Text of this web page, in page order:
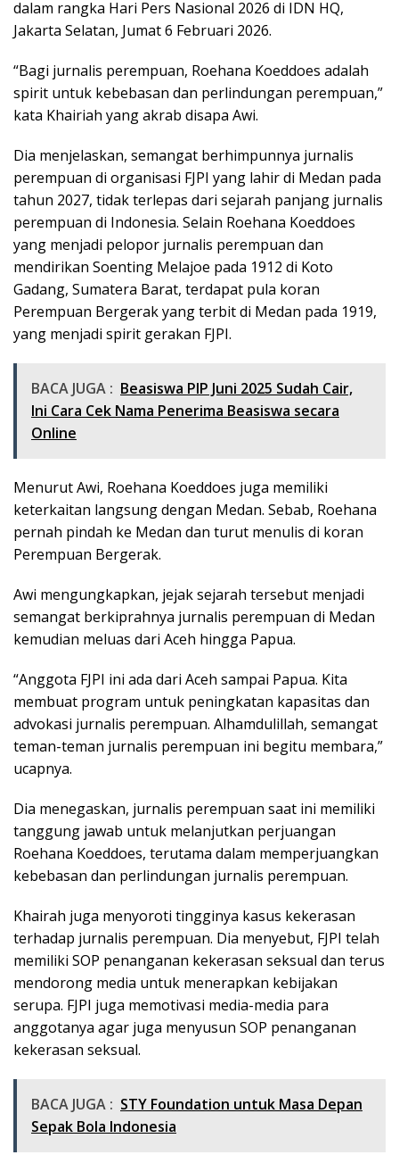
dalam rangka Hari Pers Nasional 2026 di IDN HQ,
Jakarta Selatan, Jumat 6 Februari 2026.
“Bagi jurnalis perempuan, Roehana Koeddoes adalah
spirit untuk kebebasan dan perlindungan perempuan,”
kata Khairiah yang akrab disapa Awi.
Dia menjelaskan, semangat berhimpunnya jurnalis
perempuan di organisasi FJPI yang lahir di Medan pada
tahun 2027, tidak terlepas dari sejarah panjang jurnalis
perempuan di Indonesia. Selain Roehana Koeddoes
yang menjadi pelopor jurnalis perempuan dan
mendirikan Soenting Melajoe pada 1912 di Koto
Gadang, Sumatera Barat, terdapat pula koran
Perempuan Bergerak yang terbit di Medan pada 1919,
yang menjadi spirit gerakan FJPI.
BACA JUGA : Beasiswa PIP Juni 2025 Sudah Cair,
Ini Cara Cek Nama Penerima Beasiswa secara
Online
Menurut Awi, Roehana Koeddoes juga memiliki
keterkaitan langsung dengan Medan. Sebab, Roehana
pernah pindah ke Medan dan turut menulis di koran
Perempuan Bergerak.
Awi mengungkapkan, jejak sejarah tersebut menjadi
semangat berkiprahnya jurnalis perempuan di Medan
kemudian meluas dari Aceh hingga Papua.
“Anggota FJPI ini ada dari Aceh sampai Papua. Kita
membuat program untuk peningkatan kapasitas dan
advokasi jurnalis perempuan. Alhamdulillah, semangat
teman-teman jurnalis perempuan ini begitu membara,”
ucapnya.
Dia menegaskan, jurnalis perempuan saat ini memiliki
tanggung jawab untuk melanjutkan perjuangan
Roehana Koeddoes, terutama dalam memperjuangkan
kebebasan dan perlindungan jurnalis perempuan.
Khairah juga menyoroti tingginya kasus kekerasan
terhadap jurnalis perempuan. Dia menyebut, FJPI telah
memiliki SOP penanganan kekerasan seksual dan terus
mendorong media untuk menerapkan kebijakan
serupa. FJPI juga memotivasi media-media para
anggotanya agar juga menyusun SOP penanganan
kekerasan seksual.
BACA JUGA : STY Foundation untuk Masa Depan
Sepak Bola Indonesia